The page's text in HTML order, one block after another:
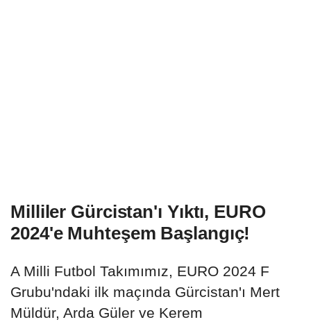
Milliler Gürcistan'ı Yıktı, EURO
2024'e Muhteşem Başlangıç!
A Milli Futbol Takımımız, EURO 2024 F
Grubu'ndaki ilk maçında Gürcistan'ı Mert
Müldür, Arda Güler ve Kerem